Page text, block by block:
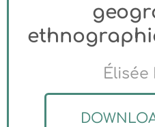
Élisée